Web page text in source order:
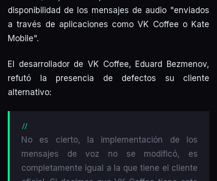
disponibilidad de los mensajes de audio "enviados
a través de aplicaciones como VK Coffee o Kate
Mobile".
El desarrollador de VK Coffee, Eduard Bezmenov,
refutó la presencia de defectos su cliente
alternativo:
No es cierto, la implementación de los
mensajes de voz no se modificó, es
completamente igual a la que tiene el cliente